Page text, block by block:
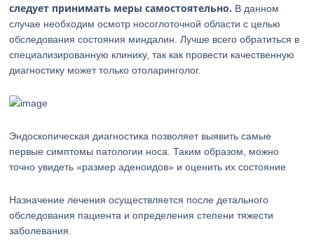
следует принимать меры самостоятельно. В данном
случае необходим осмотр носоглоточной области с целью
обследования состояния миндалин. Лучше всего обратиться в
специализированную клинику, так как провести качественную
диагностику может только отоларинголог.
Эндоскопическая диагностика позволяет выявить самые
первые симптомы патологии носа. Таким образом, можно
точно увидеть «размер аденоидов» и оценить их состояние
Назначение лечения осуществляется после детального
обследования пациента и определения степени тяжести
заболевания.